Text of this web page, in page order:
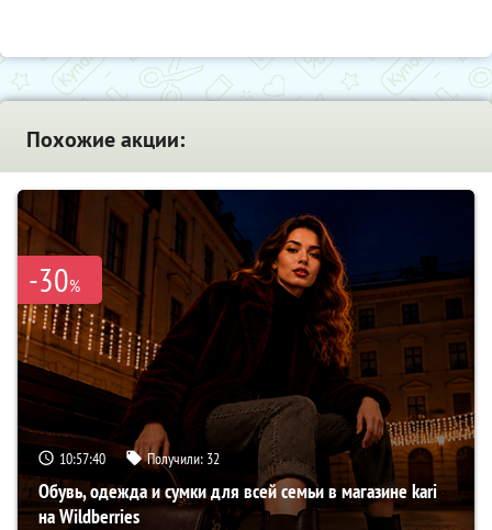
Похожие акции:
-30%
10:57:39 Получили: 32
Обувь, одежда и сумки для всей семьи в магазине kari
на Wildberries